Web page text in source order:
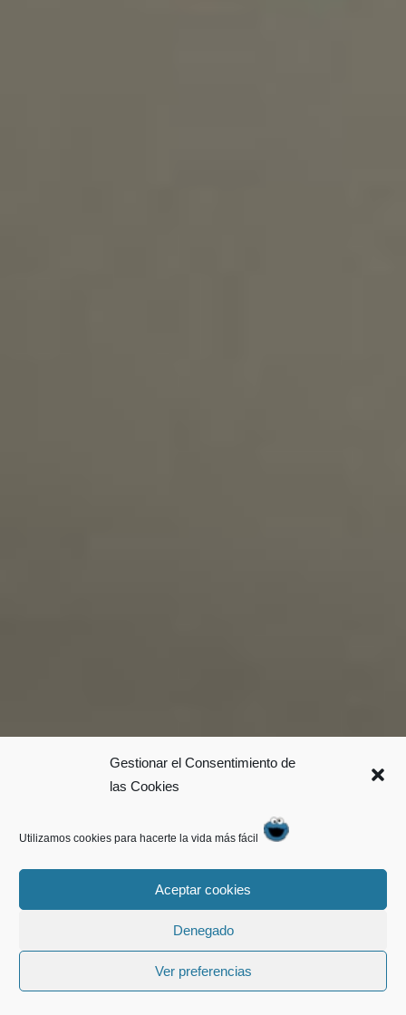
Gestionar el Consentimiento de
las Cookies
Utilizamos cookies para hacerte la vida más fácil
Aceptar cookies
Denegado
Ver preferencias